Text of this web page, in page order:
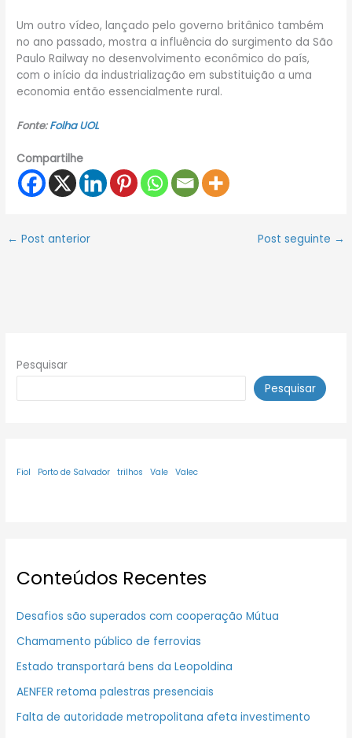
Um outro vídeo, lançado pelo governo britânico também
no ano passado, mostra a influência do surgimento da São
Paulo Railway no desenvolvimento econômico do país,
com o início da industrialização em substituição a uma
economia então essencialmente rural.
Fonte:Folha UOL
Compartilhe
← Post anterior Post seguinte →
Pesquisar
Pesquisar
Fiol Porto de Salvador trilhos Vale Valec
Conteúdos Recentes
Desafios são superados com cooperação Mútua
Chamamento público de ferrovias
Estado transportará bens da Leopoldina
AENFER retoma palestras presenciais
Falta de autoridade metropolitana afeta investimento